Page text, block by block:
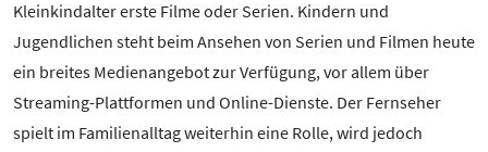
Kleinkindalter erste Filme oder Serien. Kindern und
Jugendlichen steht beim Ansehen von Serien und Filmen heute
ein breites Medienangebot zur Verfügung, vor allem über
Streaming-Plattformen und Online-Dienste. Der Fernseher
spielt im Familienalltag weiterhin eine Rolle, wird jedoch